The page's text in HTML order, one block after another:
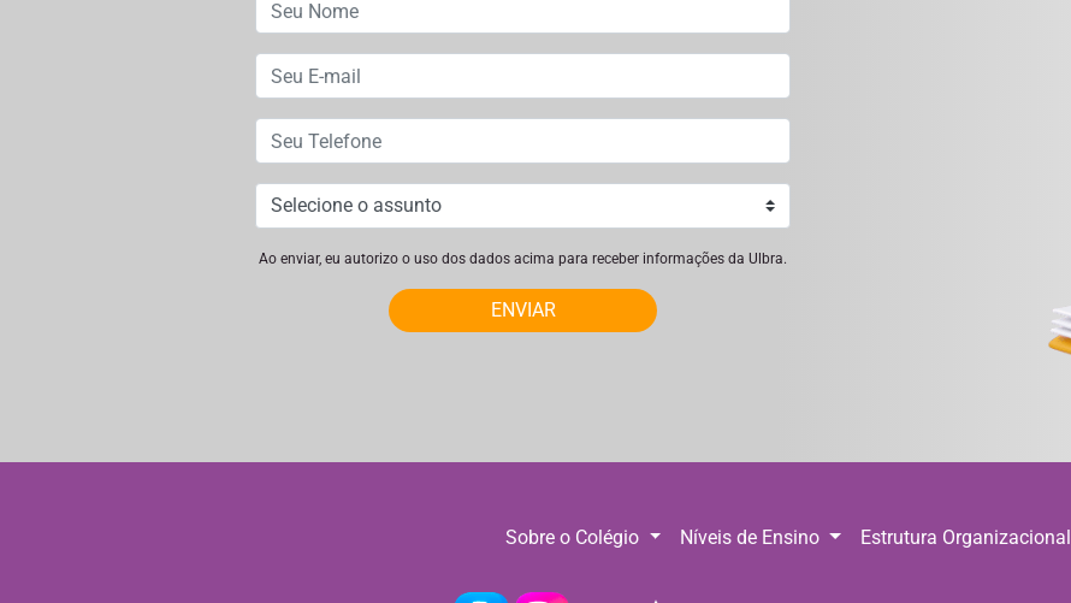
Ao enviar, eu autorizo o uso dos dados acima para receber informações da Ulbra.
ENVIAR
Sobre o Colégio Níveis de Ensino Estrutura Organizacional